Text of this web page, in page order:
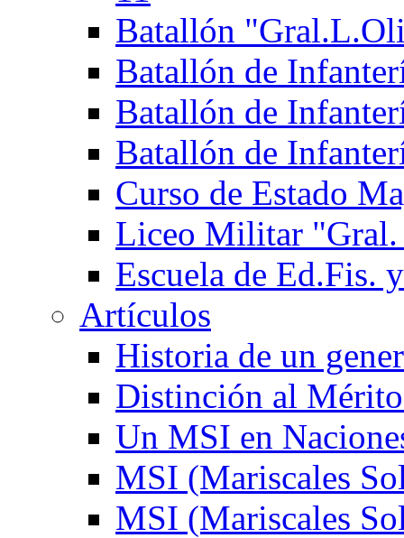
Batallón
Batallón de
Batallón de
Batallón de
Curso de Estado
Liceo Militar
Escuela de Ed.Fis.
Artículos
Historia de un
Distinción al
Un MSI en
MSI (Mariscales
MSI (Mariscales